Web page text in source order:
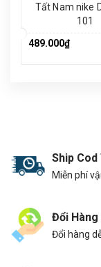
Tất Nam nike
101
489.000₫
Ship Cod
Miễn phí
Đổi Hàng
Đổi hàng